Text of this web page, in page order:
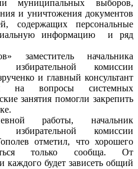
муниципальных выборов,
и уничтожения документов
содержащих персональные
информацию и ряд
заместитель начальника
избирательной комиссии
и главный консультант
на вопросы системных
занятия помогли закрепить
работы, начальник
избирательной комиссии
отметил, что хорошего
только сообща. От
каждого будет зависеть общий